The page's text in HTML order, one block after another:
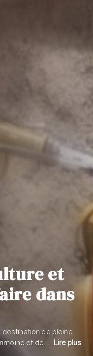
et
dans
destination de pleine
et de…
Lire plus